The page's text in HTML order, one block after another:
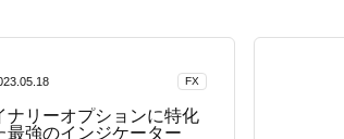
FX
ナリーオプションに特化
最強のインジケーター